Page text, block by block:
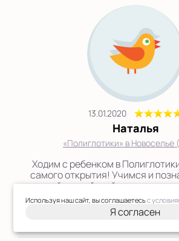
13.01.2020
Наталья
«Полиглотики» в Новоселье
Ходим с ребенком в
самого открытия! Учимся и
сложный английский язык с
Анастасией! Очень её любим и
Растём вместе с
Подробнее →
Используя наш сайт, вы соглашаетесьс
Я согласен